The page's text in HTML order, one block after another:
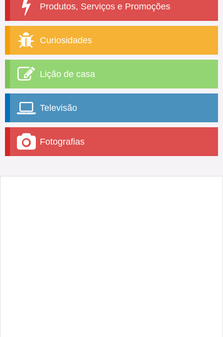
Produtos, Serviços e Promoções
Curiosidades
Lição de casa
Televisão
Fotografias